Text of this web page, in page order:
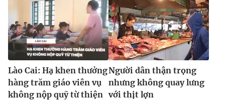
Lào Cai: Hạ khen thưởng
hàng trăm giáo viên vụ
không nộp quỹ từ thiện
Người dân thận trọng
nhưng không quay lưng
với thịt lợn